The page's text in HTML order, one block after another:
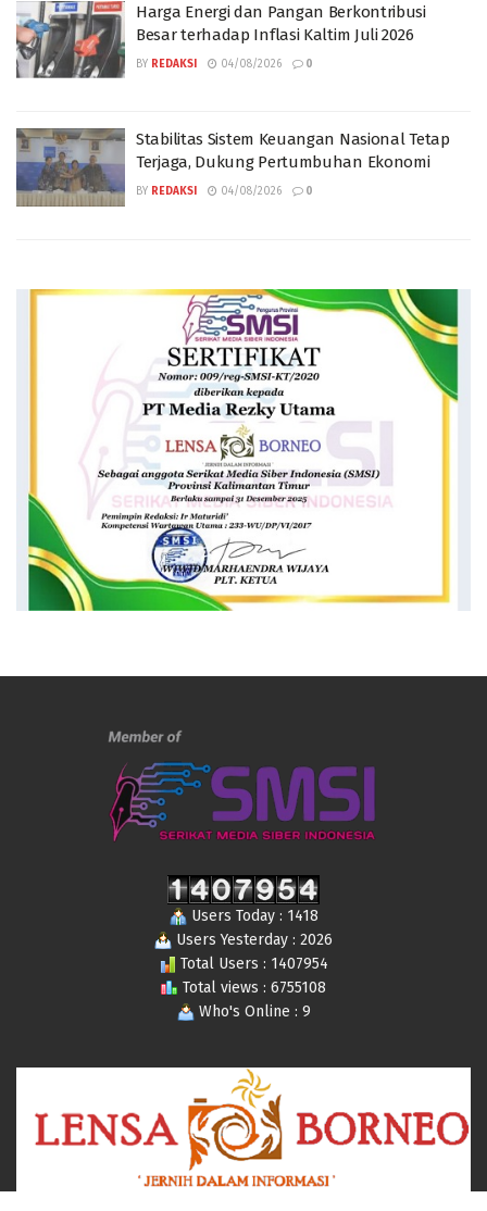
Harga Energi dan Pangan Berkontribusi
Besar terhadap Inflasi Kaltim Juli 2026
BY REDAKSI 04/08/2026 0
Stabilitas Sistem Keuangan Nasional Tetap
Terjaga, Dukung Pertumbuhan Ekonomi
BY REDAKSI 04/08/2026 0
Users Today : 1418
Users Yesterday : 2026
Total Users : 1407954
Total views : 6755108
Who's Online : 9